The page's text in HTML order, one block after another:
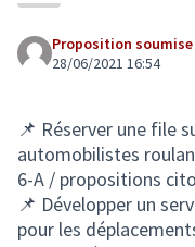
Proposition
28/06/2021 16:54
📌 Réserver une file
automobilistes
6-A / propositions
📌 Développer un
pour les